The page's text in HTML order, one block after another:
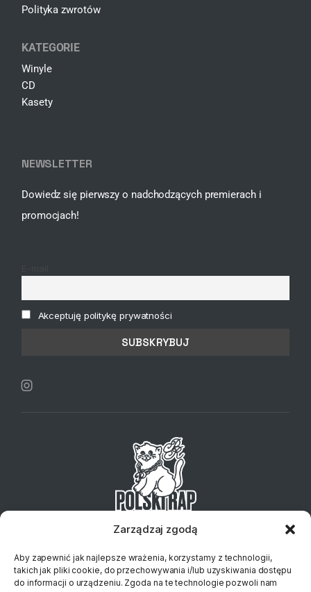
Zarządzaj zgodą
Aby zapewnić jak najlepsze wrażenia, korzystamy z technologii,
takich jak pliki cookie, do przechowywania i/lub uzyskiwania dostępu
do informacji o urządzeniu. Zgoda na te technologie pozwoli nam
Polityka zwrotów
KATEGORIE
Winyle
CD
Kasety
NEWSLETTER
Dowiedz się pierwszy o nadchodzących premierach i
promocjach!
Akceptuję politykę prywatności
Email: sklep@klubplytowy.pl
© 2023 Polski Rap